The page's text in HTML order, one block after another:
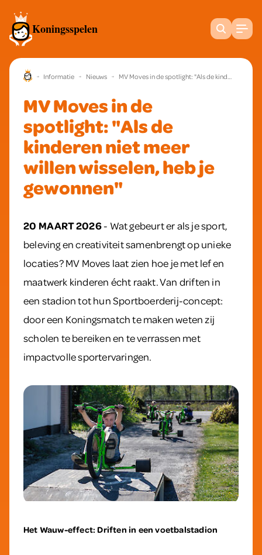
Koningsspelen Zoeken
Koningsspelen homepage Informatie Nieuws MV Moves in de spotlight: "Als de kinderen niet meer willen wisselen, heb je gewonnen"
MV Moves in de
spotlight: "Als de
kinderen niet meer
willen wisselen, heb je
gewonnen"
20 MAART 2026- Wat gebeurt er als je sport,
beleving en creativiteit samenbrengt op unieke
locaties? MV Moves laat zien hoe je met lef en
maatwerk kinderen écht raakt. Van driften in
een stadion tot hun Sportboerderij-concept:
door een Koningsmatch te maken weten zij
scholen te bereiken en te verrassen met
impactvolle sportervaringen.
Het Wauw-effect: Driften in een voetbalstadion